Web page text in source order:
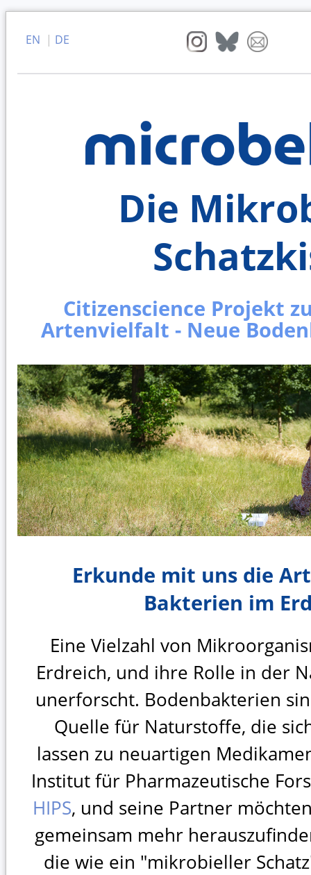
EN | DE
Die
Citizenscience Projekt
Artenvielfalt - Neue
Erkunde mit uns die
Bakterien im
Eine Vielzahl von
Erdreich, und ihre Rolle in der
unerforscht. Bodenbakterien
Quelle für Naturstoffe, die
lassen zu neuartigen
Institut für Pharmazeutische
HIPS, und seine Partner
gemeinsam mehr
die wie ein "mikrobieller